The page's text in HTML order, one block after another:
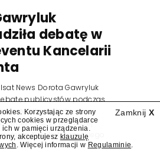
debatę w
Kancelarii
News Dorota Gawryluk
publicystów podczas
przez Kancelarię
z okazji pierwszej
Karola Nawrockiego
Zamknij X
Korzystając ze strony
cookies w przeglądarce
w pamięci urządzenia.
akceptujesz klauzulę
. Więcej informacji w Regulaminie.